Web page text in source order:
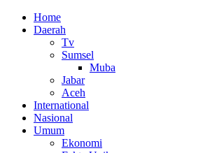
Home
Daerah
Tv
Sumsel
Muba
Jabar
Aceh
International
Nasional
Umum
Ekonomi